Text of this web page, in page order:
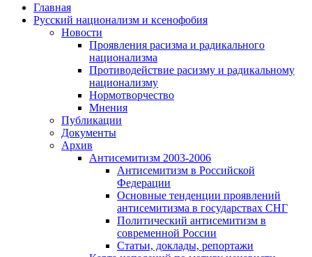
Главная
Русский национализм и ксенофобия
Новости
Проявления расизма и радикального
национализма
Противодействие расизму и радикальному
национализму
Нормотворчество
Мнения
Публикации
Документы
Архив
Антисемитизм 2003-2006
Антисемитизм в Российской
Федерации
Основные тенденции проявлений
антисемитизма в государствах СНГ
Политический антисемитизм в
современной России
Статьи, доклады, репортажи